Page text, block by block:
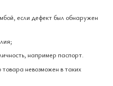
если дефект был обнаружен
например паспорт.
невозможен в таких